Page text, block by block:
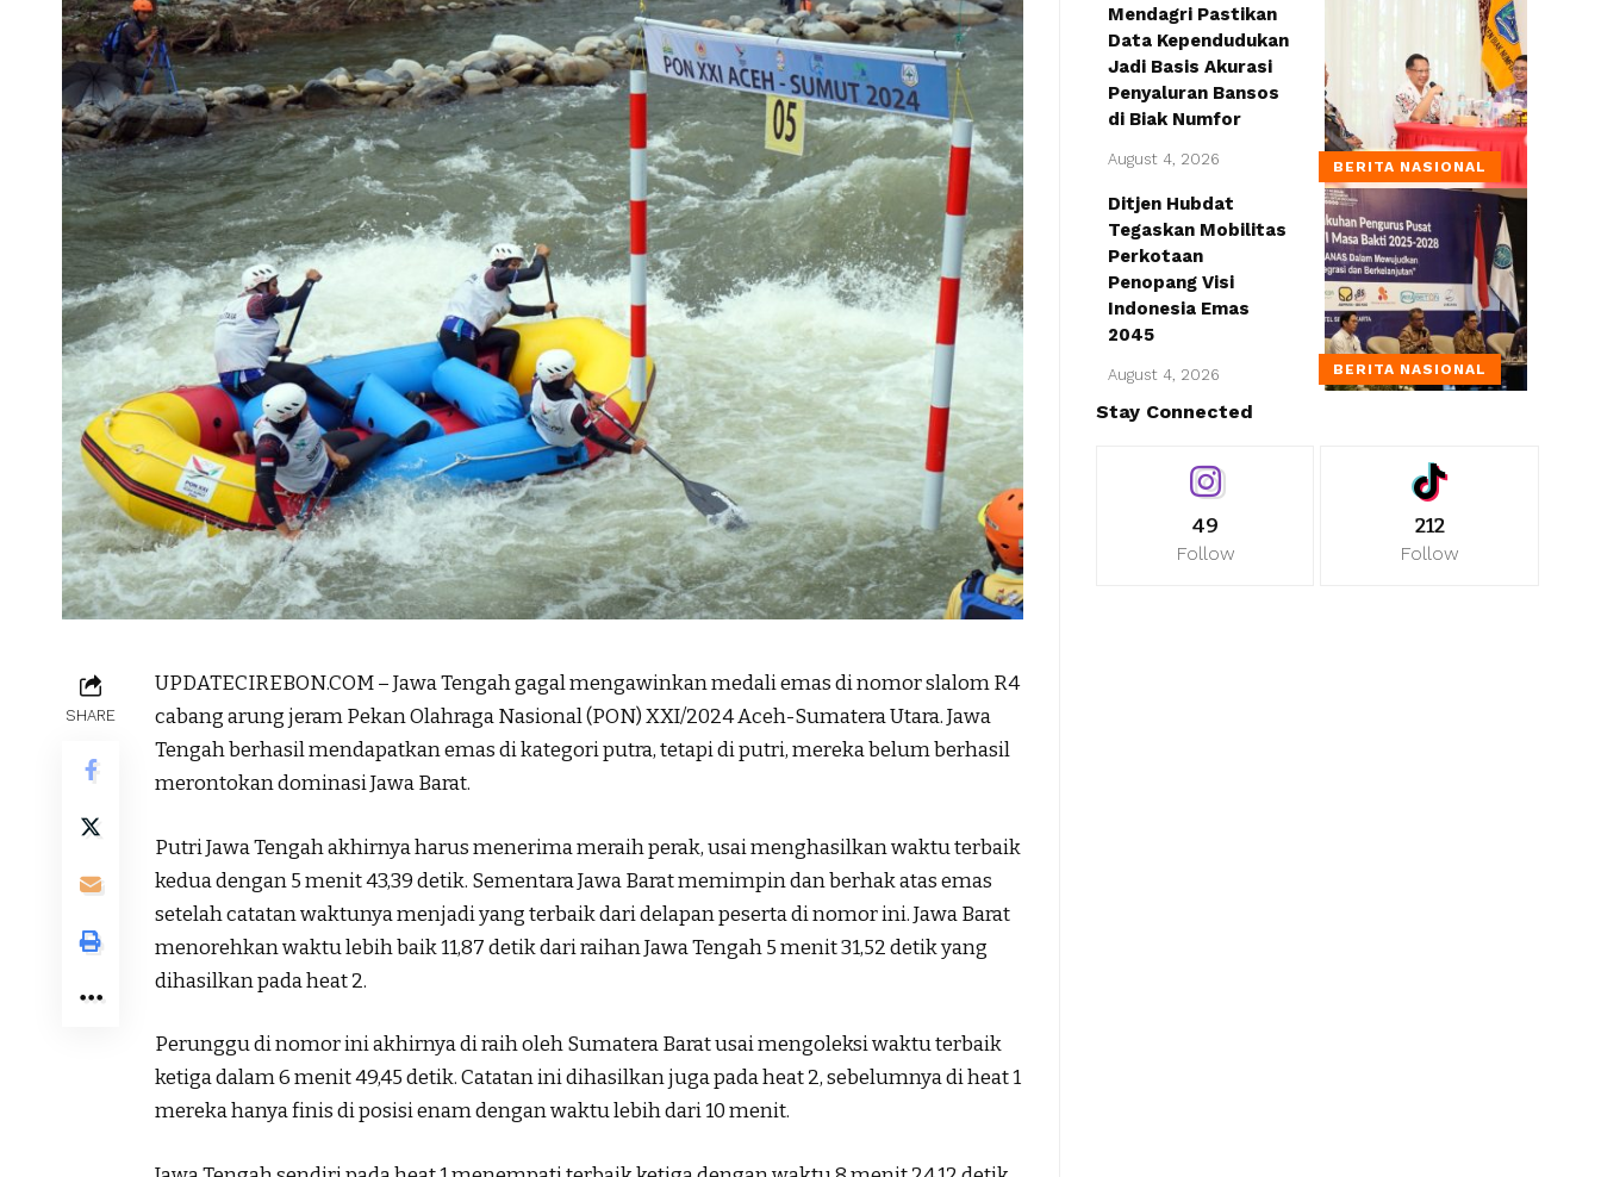
SHARE
UPDATECIREBON.COM – Jawa Tengah gagal mengawinkan medali emas di nomor slalom R4
cabang arung jeram Pekan Olahraga Nasional (PON) XXI/2024 Aceh-Sumatera Utara. Jawa
Tengah berhasil mendapatkan emas di kategori putra, tetapi di putri, mereka belum berhasil
merontokan dominasi Jawa Barat.
Putri Jawa Tengah akhirnya harus menerima meraih perak, usai menghasilkan waktu terbaik
kedua dengan 5 menit 43,39 detik. Sementara Jawa Barat memimpin dan berhak atas emas
setelah catatan waktunya menjadi yang terbaik dari delapan peserta di nomor ini. Jawa Barat
menorehkan waktu lebih baik 11,87 detik dari raihan Jawa Tengah 5 menit 31,52 detik yang
dihasilkan pada heat 2.
Perunggu di nomor ini akhirnya di raih oleh Sumatera Barat usai mengoleksi waktu terbaik
ketiga dalam 6 menit 49,45 detik. Catatan ini dihasilkan juga pada heat 2, sebelumnya di heat 1
mereka hanya finis di posisi enam dengan waktu lebih dari 10 menit.
BERITA NASIONAL
Mendagri Pastikan
Data Kependudukan
Jadi Basis Akurasi
Penyaluran Bansos
di Biak Numfor
August 4, 2026
BERITA NASIONAL
Ditjen Hubdat
Tegaskan Mobilitas
Perkotaan
Penopang Visi
Indonesia Emas
2045
August 4, 2026
Stay Connected
49
Follow
212
Follow